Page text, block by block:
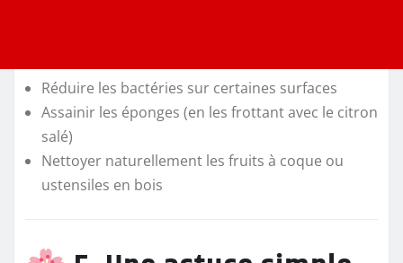
Réduire les bactéries sur certaines surfaces
Assainir les éponges (en les frottant avec le citron
salé)
Nettoyer naturellement les fruits à coque ou
ustensiles en bois